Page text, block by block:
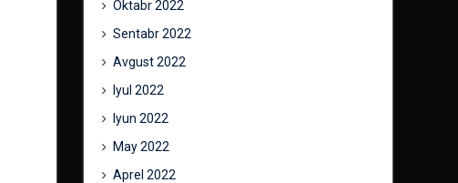
Oktabr 2022
Sentabr 2022
Avgust 2022
Iyul 2022
Iyun 2022
May 2022
Aprel 2022